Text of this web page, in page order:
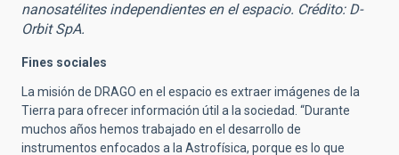
nanosatélites independientes en el espacio. Crédito: D-
Orbit SpA.
Fines sociales
La misión de DRAGO en el espacio es extraer imágenes de la
Tierra para ofrecer información útil a la sociedad. “Durante
muchos años hemos trabajado en el desarrollo de
instrumentos enfocados a la Astrofísica, porque es lo que